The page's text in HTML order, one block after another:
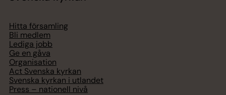
Hitta församling
Bli medlem
Lediga jobb
Ge en gåva
Organisation
Act Svenska kyrkan
Svenska kyrkan i utlandet
Press – nationell nivå